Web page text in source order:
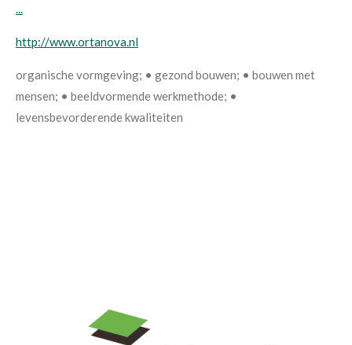
...
http://www.ortanova.nl
organische vormgeving; • gezond bouwen; • bouwen met
mensen; • beeldvormende werkmethode; •
levensbevorderende kwaliteiten